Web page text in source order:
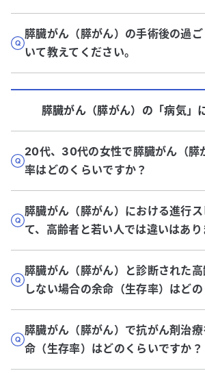
膵臓がん（膵がん）の手術後の過
いて教えてください。
膵臓がん（膵がん） の「病気」
20代、30代の女性で膵臓がん（膵
率はどのくらいですか？
膵臓がん（膵がん）における進行
て、高齢者と若い人では違いはあり
膵臓がん（膵がん）と診断された
しない場合の余命（生存率）はど
膵臓がん（膵がん）で抗がん剤治
命（生存率）はどのくらいですか？